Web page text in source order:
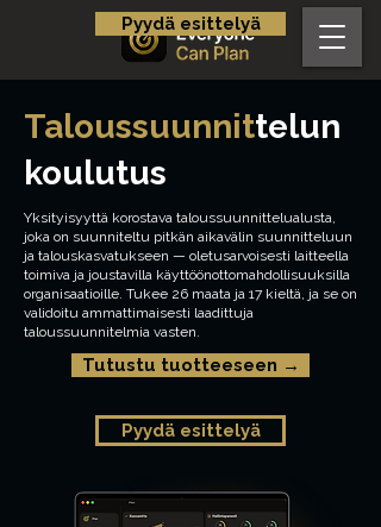
Pyydä esittelyä
Taloussuunnittelun
koulutus
Yksityisyyttä korostava taloussuunnittelualusta,
joka on suunniteltu pitkän aikavälin suunnitteluun
ja talouskasvatukseen — oletusarvoisesti laitteella
toimiva ja joustavilla käyttöönottomahdollisuuksilla
organisaatioille. Tukee 26 maata ja 17 kieltä, ja se on
validoitu ammattimaisesti laadittuja
taloussuunnitelmia vasten.
Tutustu tuotteeseen →
Pyydä esittelyä